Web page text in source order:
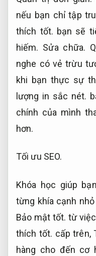
nếu bạn chỉ tập
thích tốt. bạn sẽ
hiếm. Sửa chữa.
nghe có vẻ trừu
khi bạn thực sự
lượng in sắc nét.
chính của mình
hơn.
Tối ưu SEO.
Khóa học giúp
từng khía cạnh
Bảo mật tốt. từ
thích tốt. cấp trên,
hàng cho đến cơ